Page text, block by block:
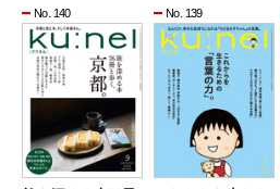
No. 140 No. 139